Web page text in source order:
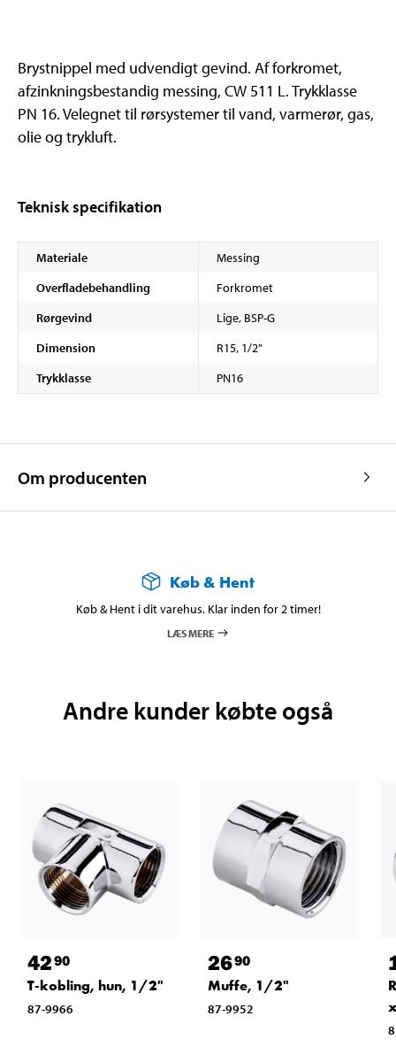
Brystnippel med udvendigt gevind. Af forkromet,
afzinkningsbestandig messing, CW 511 L. Trykklasse
PN 16. Velegnet til rørsystemer til vand, varmerør, gas,
olie og trykluft.
Teknisk specifikation
Materiale
Messing
Overfladebehandling
Forkromet
Rørgevind
Lige, BSP-G
Dimension
R15, 1/2"
Trykklasse
PN16
Om producenten
Køb & Hent
Køb & Hent i dit varehus. Klar inden for 2 timer!
LÆS MERE
Andre kunder købte også
4290
T-kobling, hun, 1/2"
87-9966
2690
Muffe, 1/2"
87-9952